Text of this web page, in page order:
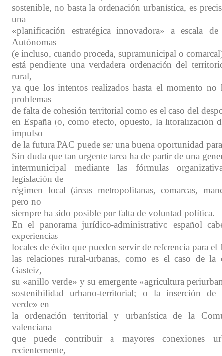
sostenible, no basta la ordenación urbanística, es
una
«planificación estratégica innovadora» a escala
Autónomas
(e incluso, cuando proceda, supramunicipal o
está pendiente una verdadera ordenación del
rural,
ya que los intentos realizados hasta el momento no
problemas
de falta de cohesión territorial como es el caso del
en España (o, como efecto, opuesto, la litoralización
impulso
de la futura PAC puede ser una buena oportunidad
Sin duda que tan urgente tarea ha de partir de una
intermunicipal mediante las fórmulas
legislación de
régimen local (áreas metropolitanas, comarcas,
pero no
siempre ha sido posible por falta de voluntad política.
En el panorama jurídico-administrativo español
experiencias
locales de éxito que pueden servir de referencia para el
las relaciones rural-urbanas, como es el caso de
Gasteiz,
su «anillo verde» y su emergente «agricultura
sostenibilidad urbano-territorial; o la inserción de
verde» en
la ordenación territorial y urbanística de la
valenciana
que puede contribuir a mayores conexiones
recientemente,